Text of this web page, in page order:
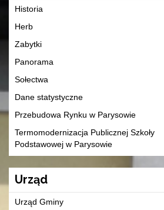
Historia
Herb
Zabytki
Panorama
Sołectwa
Dane statystyczne
Przebudowa Rynku w Parysowie
Termomodernizacja Publicznej Szkoły
Podstawowej w Parysowie
Urząd
Urząd Gminy